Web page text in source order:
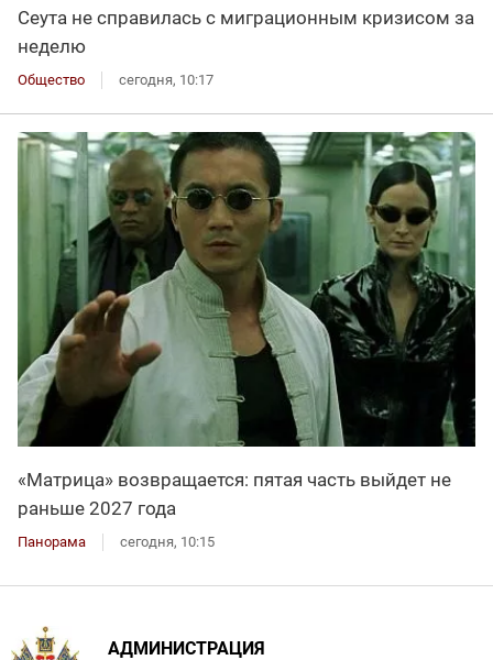
Сеута не справилась с миграционным кризисом за
неделю
Общество сегодня, 10:17
«Матрица» возвращается: пятая часть выйдет не
раньше 2027 года
Панорама сегодня, 10:15
АДМИНИСТРАЦИЯ